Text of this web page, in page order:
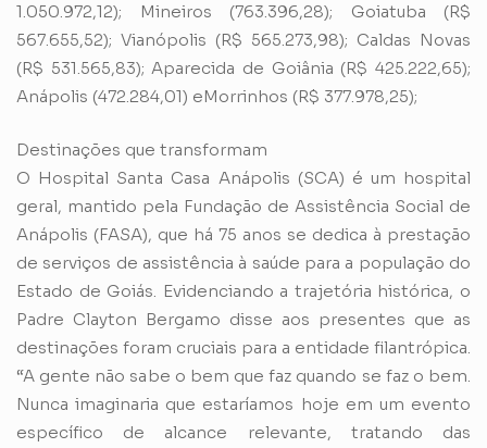
1.050.972,12); Mineiros (763.396,28); Goiatuba (R$
567.655,52); Vianópolis (R$ 565.273,98); Caldas Novas
(R$ 531.565,83); Aparecida de Goiânia (R$ 425.222,65);
Anápolis (472.284,01) eMorrinhos (R$ 377.978,25);
Destinações que transformam
O Hospital Santa Casa Anápolis (SCA) é um hospital
geral, mantido pela Fundação de Assistência Social de
Anápolis (FASA), que há 75 anos se dedica à prestação
de serviços de assistência à saúde para a população do
Estado de Goiás. Evidenciando a trajetória histórica, o
Padre Clayton Bergamo disse aos presentes que as
destinações foram cruciais para a entidade filantrópica.
“A gente não sabe o bem que faz quando se faz o bem.
Nunca imaginaria que estaríamos hoje em um evento
específico de alcance relevante, tratando das